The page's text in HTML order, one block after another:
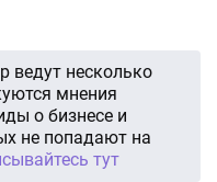
ведут несколько
мнения
о бизнесе и
не попадают на
тут